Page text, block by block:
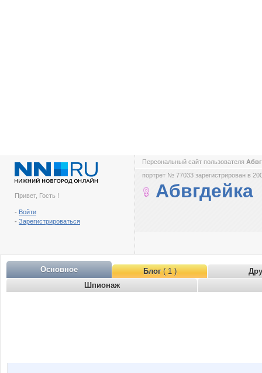
Привет, Гость !
- Войти
- Зарегистрироваться
Персональный сайт пользователя
портрет № 77033 зарегистрирован в
Абвгдейка
Основное Блог( 1 )
Шпионаж